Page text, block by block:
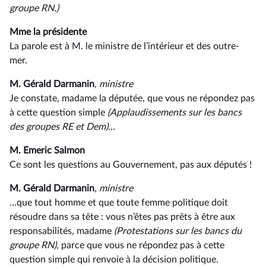
groupe RN.)
Mme la présidente
La parole est à M. le ministre de l’intérieur et des outre-
mer.
M. Gérald Darmanin, ministre
Je constate, madame la députée, que vous ne répondez pas
à cette question simple (Applaudissements sur les bancs
des groupes RE et Dem)…
M. Emeric Salmon
Ce sont les questions au Gouvernement, pas aux députés !
M. Gérald Darmanin, ministre
…que tout homme et que toute femme politique doit
résoudre dans sa tête : vous n’êtes pas prêts à être aux
responsabilités, madame (Protestations sur les bancs du
groupe RN), parce que vous ne répondez pas à cette
question simple qui renvoie à la décision politique.